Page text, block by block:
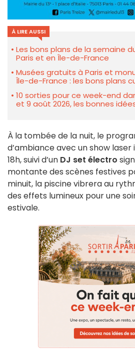
À LIRE AUSSI
Les bons plans de la semaine
Paris et en Île-de-France
Musées gratuits à Paris et
Île-de-France : les bons plans
10 sorties pour ce week-end
et 9 août 2026, les bonnes
À la tombée de la nuit, le
d’ambiance avec un show
18h, suivi d’un DJ set électro
montante des scènes festives
minuit, la piscine vibrera au
des effets lumineux pour une
estivale.